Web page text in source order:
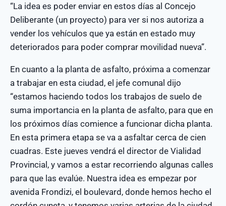
“La idea es poder enviar en estos días al Concejo
Deliberante (un proyecto) para ver si nos autoriza a
vender los vehículos que ya están en estado muy
deteriorados para poder comprar movilidad nueva”.
En cuanto a la planta de asfalto, próxima a comenzar
a trabajar en esta ciudad, el jefe comunal dijo
“estamos haciendo todos los trabajos de suelo de
suma importancia en la planta de asfalto, para que en
los próximos días comience a funcionar dicha planta.
En esta primera etapa se va a asfaltar cerca de cien
cuadras. Este jueves vendrá el director de Vialidad
Provincial, y vamos a estar recorriendo algunas calles
para que las evalúe. Nuestra idea es empezar por
avenida Frondizi, el boulevard, donde hemos hecho el